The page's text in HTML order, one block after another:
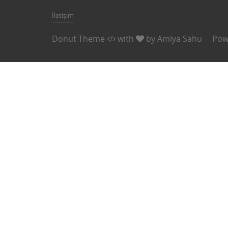
İletişim
Donut Theme with byAmiya Sahu